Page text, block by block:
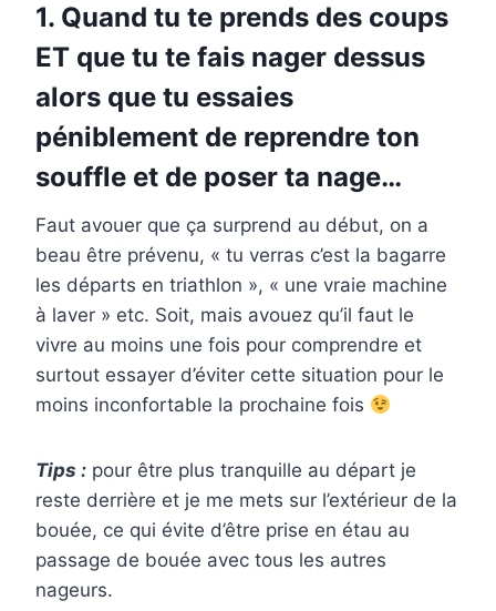
1. Quand tu te prends des coups
ET que tu te fais nager dessus
alors que tu essaies
péniblement de reprendre ton
souffle et de poser ta nage…
Faut avouer que ça surprend au début, on a
beau être prévenu, « tu verras c’est la bagarre
les départs en triathlon », « une vraie machine
à laver » etc. Soit, mais avouez qu’il faut le
vivre au moins une fois pour comprendre et
surtout essayer d’éviter cette situation pour le
moins inconfortable la prochaine fois
Tips : pour être plus tranquille au départ je
reste derrière et je me mets sur l’extérieur de la
bouée, ce qui évite d’être prise en étau au
passage de bouée avec tous les autres
nageurs.